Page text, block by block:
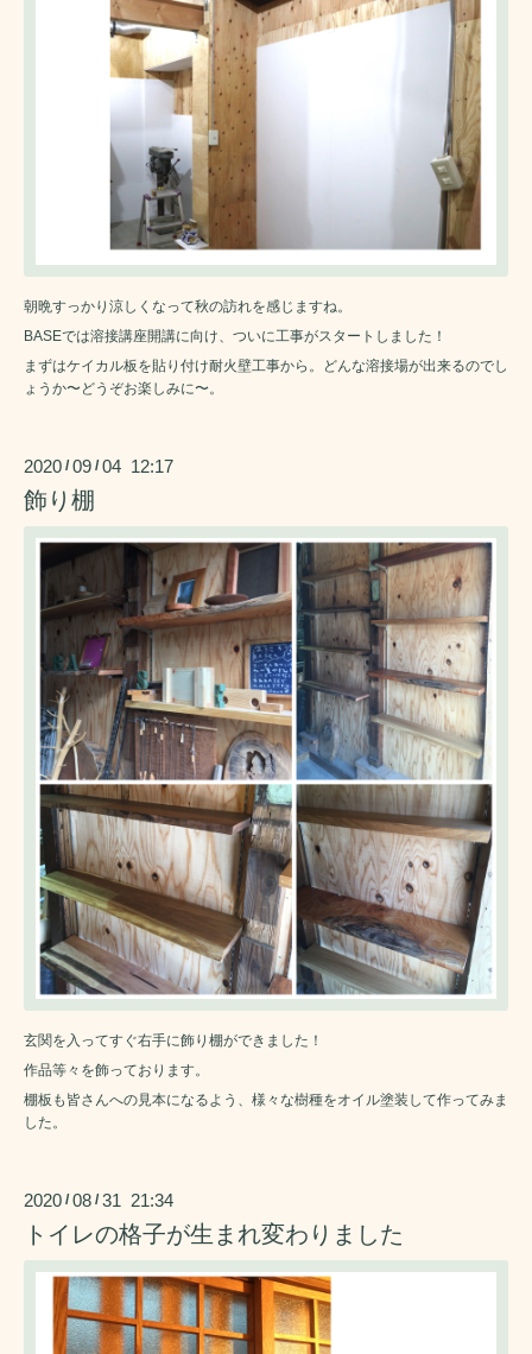
朝晩すっかり涼しくなって秋の訪れを感じますね。
BASEでは溶接講座開講に向け、ついに工事がスタートしました！
まずはケイカル板を貼り付け耐火壁工事から。どんな溶接場が出来るのでし
ょうか〜どうぞお楽しみに〜。
2020 /09 /04 12:17
飾り棚
玄関を入ってすぐ右手に飾り棚ができました！
作品等々を飾っております。
棚板も皆さんへの見本になるよう、様々な樹種をオイル塗装して作ってみま
した。
2020 /08 /31 21:34
トイレの格子が生まれ変わりました